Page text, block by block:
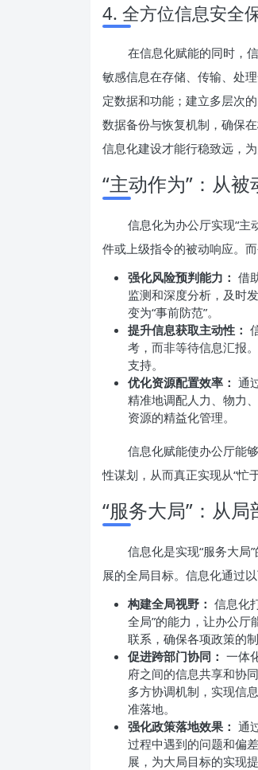
4. 全方位信息安全
在信息化赋能的同时，
敏感信息在存储、传输、处
定数据和功能；建立多层次
数据备份与恢复机制，确保
信息化建设才能行稳致远，
“主动作为”：从
信息化为办公厅实现“主
件或上级指令的被动响应。
强化风险预判能力： 借
监测和深度分析，及时
变为“事前防范”。
提升信息获取主动性：
考，而非等待信息汇报
支持。
优化资源配置效率： 通
精准地调配人力、物力
资源的精益化管理。
信息化赋能使办公厅能
性谋划，从而真正实现从“忙
“服务大局”：从
信息化是实现“服务大局
展的全局目标。信息化通过
构建全局视野： 信息化
全局”的能力，让办公
联系，确保各项政策的
促进跨部门协同： 一体
府之间的信息共享和协
多方协调机制，实现信
准落地。
强化政策落地效果： 通
过程中遇到的问题和偏
展，为大局目标的实现